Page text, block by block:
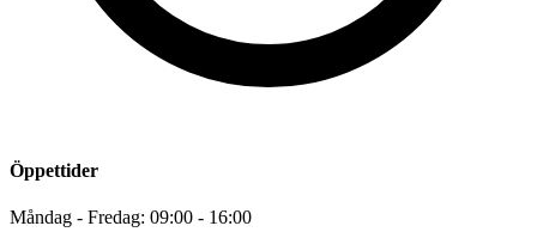
Öppettider
Måndag - Fredag: 09:00 - 16:00